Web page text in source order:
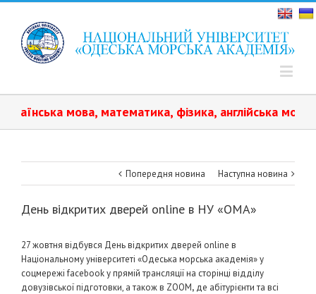
мова, математика, фізика, англійська
Попередня новина Наступна новина
День відкритих дверей online в НУ «ОМА»
27 жовтня відбувся День відкритих дверей online в
Національному університеті «Одеська морська академія» у
соцмережі facebook у прямій трансляції на сторінці відділу
довузівської підготовки, а також в ZOOM, де абітурієнти та всі